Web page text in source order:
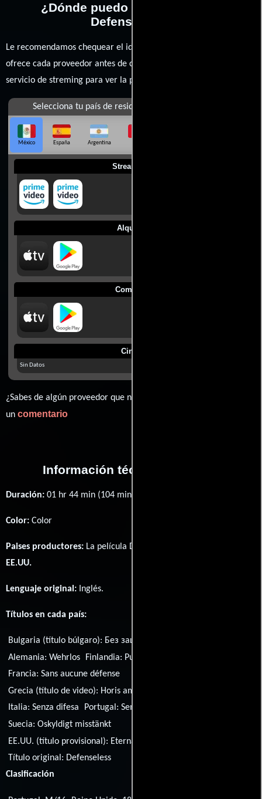
¿Dónde puedo ver la películas
Defenseless?
Le recomendamos chequear el idioma, doblaje o subtítulos que
ofrece cada proveedor antes de comprar, alquilar o contratar un
servicio de streming para ver la películas.
Selecciona tu país de residencia
México España Argentina
Streaming
Alquilar
Comprar
Cines
Sin Datos
¿Sabes de algún proveedor que no estamos mostrando? déjanos
un comentario
Información técnica y general
Duración: 01 hr 44 min (104 minutos) .
Color: Color
Paises productores: La película Defenseless fué producida en
EE.UU.
Lenguaje original: Inglés.
Títulos en cada país:
Bulgaria (título búlgaro): Без защита
Alemania:Wehrlos Finlandia: Puolustuskyvytön
Francia:Sans aucune défense
Grecia (título de video): Horis amyna
Italia:Senza difesa Portugal: Sem Defesa
Suecia:Oskyldigt misstänkt
EE.UU. (título provisional): Eternal Evil
Título original: Defenseless
Clasificación